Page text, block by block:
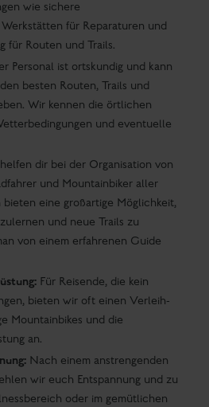
wie sichere
für Reparaturen und
für Routen und Trails.
Personal ist ortskundig und kann
besten Routen, Trails und
Wir kennen die örtlichen
und eventuelle
dir bei der Organisation von
und Mountainbiker aller
bieten eine großartige Möglichkeit,
und neue Trails zu
von einem erfahrenen Guide
Für Reisende, die kein
bieten wir oft einen Verleih-
Mountainbikes und die
an.
Nach einem anstrengenden
wir euch Entspannung und zu
oder im gemütlichen